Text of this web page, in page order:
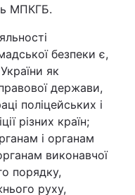
МПКГБ.
безпеки є,
як
держави,
поліцейських і
різних країн;
і органам
виконавчої
порядку,
руху,